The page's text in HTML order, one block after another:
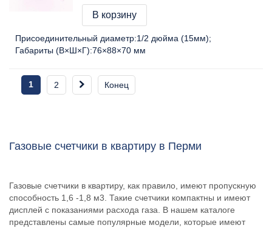
В корзину
Присоединительный диаметр:1/2 дюйма (15мм)
Габариты (В×Ш×Г):76×88×70 мм
1 2 Конец
Газовые счетчики в квартиру в Перми
Газовые счетчики в квартиру, как правило, имеют пропускную
способность 1,6 -1,8 м3. Такие счетчики компактны и имеют
дисплей с показаниями расхода газа. В нашем каталоге
представлены самые популярные модели, которые имеют